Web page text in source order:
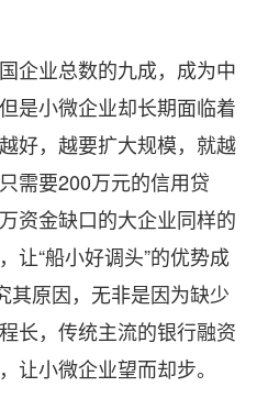
业总数的九成，成为中
是小微企业却长期面临着
好，越要扩大规模，就越
需要200万元的信用贷
资金缺口的大企业同样的
让“船小好调头”的优势成
其原因，无非是因为缺少
长，传统主流的银行融资
让小微企业望而却步。